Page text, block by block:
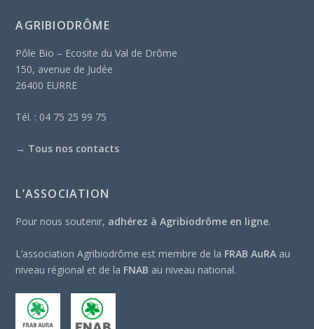
AGRIBIODRÔME
Pôle Bio – Ecosite du Val de Drôme
150, avenue de Judée
26400 EURRE
Tél. : 04 75 25 99 75
→ Tous nos contacts
L’ASSOCIATION
Pour nous soutenir, adhérez à Agribiodrôme en ligne.
L’association Agribiodrôme est membre de la FRAB AuRA au
niveau régional et de la FNAB au niveau national.